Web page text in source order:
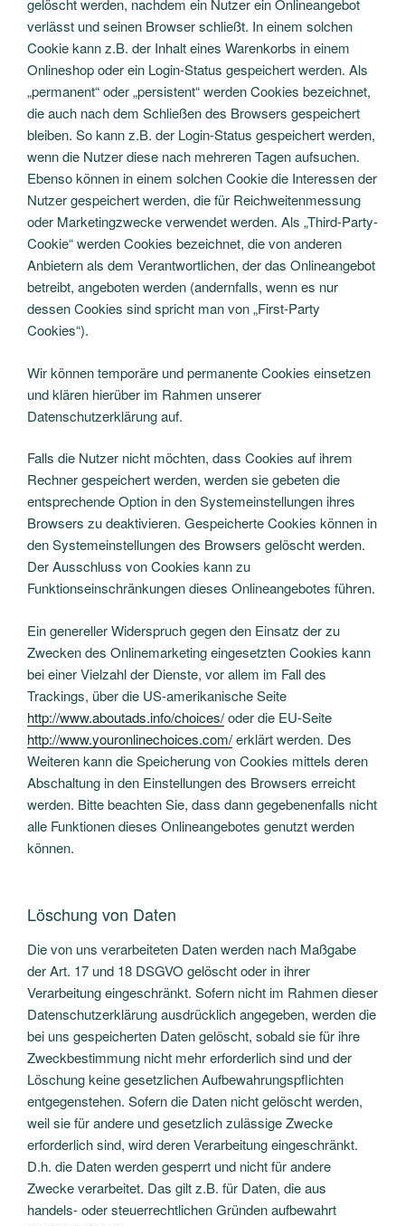
gelöscht werden, nachdem ein Nutzer ein Onlineangebot
verlässt und seinen Browser schließt. In einem solchen
Cookie kann z.B. der Inhalt eines Warenkorbs in einem
Onlineshop oder ein Login-Status gespeichert werden. Als
„permanent“ oder „persistent“ werden Cookies bezeichnet,
die auch nach dem Schließen des Browsers gespeichert
bleiben. So kann z.B. der Login-Status gespeichert werden,
wenn die Nutzer diese nach mehreren Tagen aufsuchen.
Ebenso können in einem solchen Cookie die Interessen der
Nutzer gespeichert werden, die für Reichweitenmessung
oder Marketingzwecke verwendet werden. Als „Third-Party-
Cookie“ werden Cookies bezeichnet, die von anderen
Anbietern als dem Verantwortlichen, der das Onlineangebot
betreibt, angeboten werden (andernfalls, wenn es nur
dessen Cookies sind spricht man von „First-Party
Cookies“).
Wir können temporäre und permanente Cookies einsetzen
und klären hierüber im Rahmen unserer
Datenschutzerklärung auf.
Falls die Nutzer nicht möchten, dass Cookies auf ihrem
Rechner gespeichert werden, werden sie gebeten die
entsprechende Option in den Systemeinstellungen ihres
Browsers zu deaktivieren. Gespeicherte Cookies können in
den Systemeinstellungen des Browsers gelöscht werden.
Der Ausschluss von Cookies kann zu
Funktionseinschränkungen dieses Onlineangebotes führen.
Ein genereller Widerspruch gegen den Einsatz der zu
Zwecken des Onlinemarketing eingesetzten Cookies kann
bei einer Vielzahl der Dienste, vor allem im Fall des
Trackings, über die US-amerikanische Seite
http://www.aboutads.info/choices/oder die EU-Seite
http://www.youronlinechoices.com/erklärt werden. Des
Weiteren kann die Speicherung von Cookies mittels deren
Abschaltung in den Einstellungen des Browsers erreicht
werden. Bitte beachten Sie, dass dann gegebenenfalls nicht
alle Funktionen dieses Onlineangebotes genutzt werden
können.
Löschung von Daten
Die von uns verarbeiteten Daten werden nach Maßgabe
der Art. 17 und 18 DSGVO gelöscht oder in ihrer
Verarbeitung eingeschränkt. Sofern nicht im Rahmen dieser
Datenschutzerklärung ausdrücklich angegeben, werden die
bei uns gespeicherten Daten gelöscht, sobald sie für ihre
Zweckbestimmung nicht mehr erforderlich sind und der
Löschung keine gesetzlichen Aufbewahrungspflichten
entgegenstehen. Sofern die Daten nicht gelöscht werden,
weil sie für andere und gesetzlich zulässige Zwecke
erforderlich sind, wird deren Verarbeitung eingeschränkt.
D.h. die Daten werden gesperrt und nicht für andere
Zwecke verarbeitet. Das gilt z.B. für Daten, die aus
handels- oder steuerrechtlichen Gründen aufbewahrt